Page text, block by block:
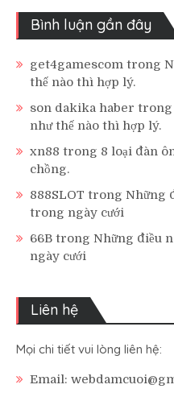
Bình luận gần đây
get4gamescom trong
thế nào thì hợp lý.
son dakika haber trong
như thế nào thì hợp lý.
xn88 trong 8 loại đàn
chồng.
888SLOT trong Những
trong ngày cưới
66B trong Những điều
ngày cưới
Liên hệ
Mọi chi tiết vui lòng liên hệ:
Email: